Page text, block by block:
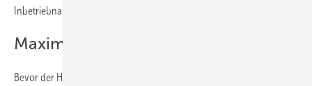
Inbetriebnahme des Systems an die Saena übermitteln.
Maximal 20.000 Euro pro Projekt
Bevor der Hauseigentümer mit dem Bau der Solarstromanlage und